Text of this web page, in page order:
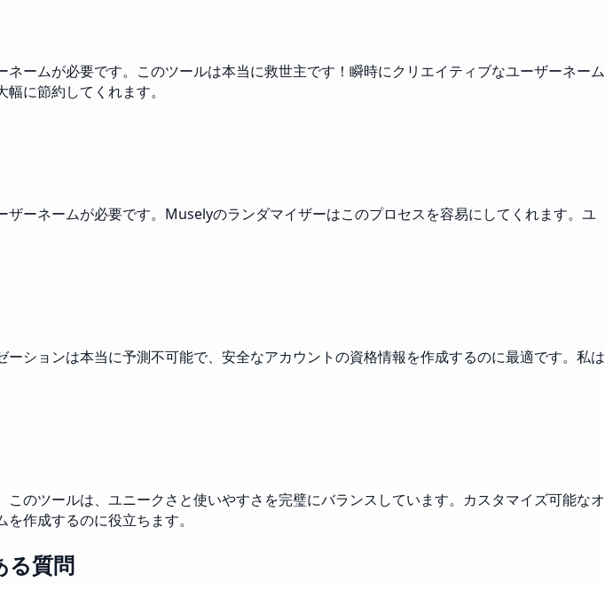
ームが必要です。このツールは本当に救世主です！瞬時にクリエイティブなユーザーネーム
に節約してくれます。
ーネームが必要です。Muselyのランダマイザーはこのプロセスを容易にしてくれます。ユ
ションは本当に予測不可能で、安全なアカウントの資格情報を作成するのに最適です。私は
のツールは、ユニークさと使いやすさを完璧にバランスしています。カスタマイズ可能なオ
作成するのに役立ちます。
る質問